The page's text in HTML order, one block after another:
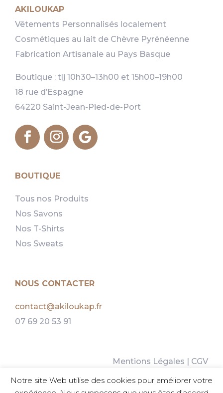
AKILOUKAP
Vêtements Personnalisés localement
Cosmétiques au lait de Chèvre Pyrénéenne
Fabrication Artisanale au Pays Basque
Boutique : tlj 10h30–13h00 et 15h00–19h00
18 rue d’Espagne
64220 Saint-Jean-Pied-de-Port
BOUTIQUE
Tous nos Produits
Nos Savons
Nos T-Shirts
Nos Sweats
NOUS CONTACTER
contact@akiloukap.fr
07 69 20 53 91
Mentions Légales | CGV
Politique d’Utilisation des Cookies
Notre site Web utilise des cookies pour améliorer votre